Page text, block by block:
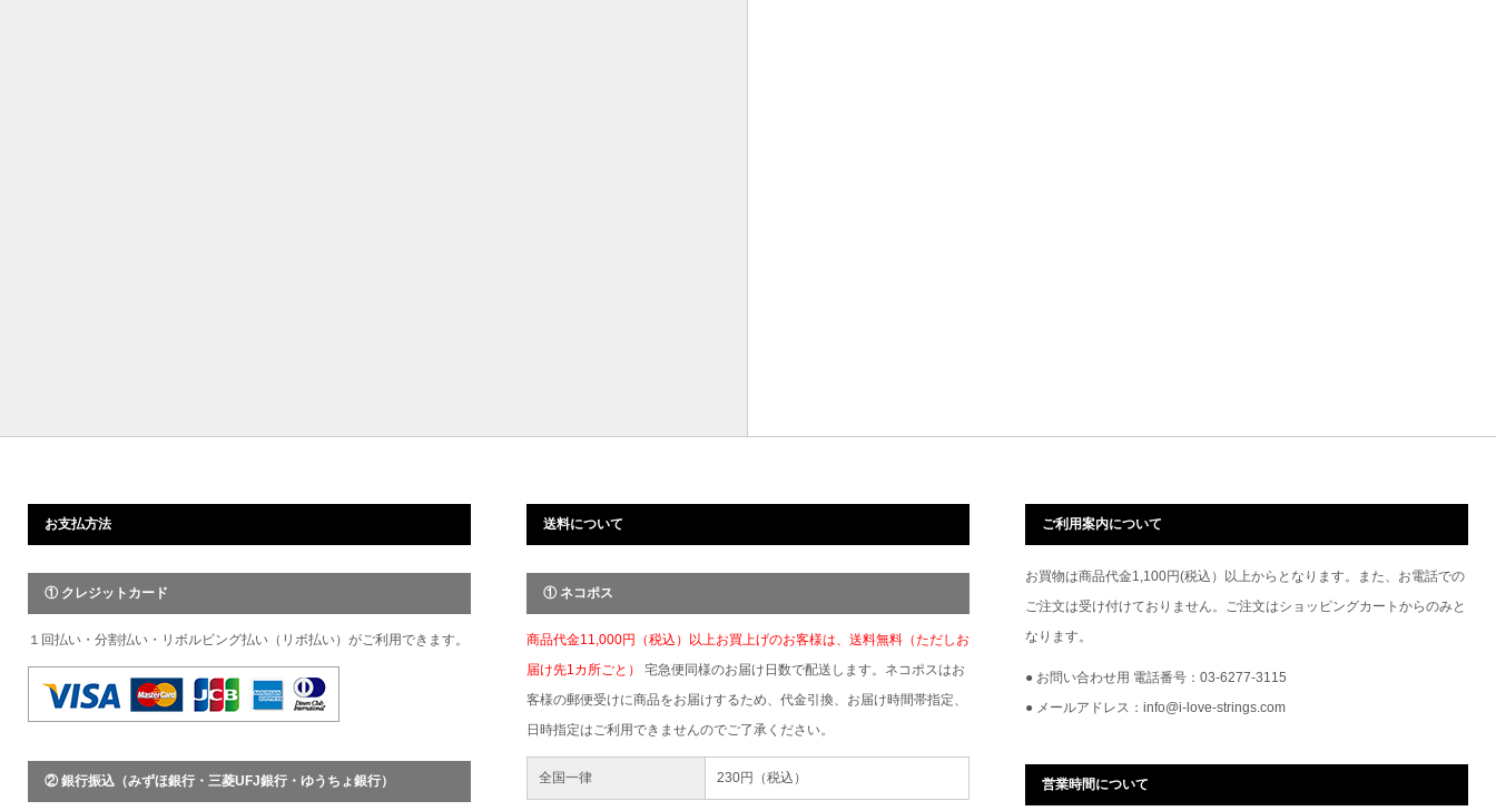
お支払方法
① クレジットカード
１回払い・分割払い・リボルビング払い（リボ払い）がご利用できます。
② 銀行振込（みずほ銀行・三菱UFJ銀行・ゆうちょ銀行）
送料について
① ネコポス
商品代金11,000円（税込）以上お買上げのお客様は、送料無料（ただしお
届け先1カ所ごと） 宅急便同様のお届け日数で配送します。ネコポスはお
客様の郵便受けに商品をお届けするため、代金引換、お届け時間帯指定、
日時指定はご利用できませんのでご了承ください。
全国一律 230円（税込）
ご利用案内について
お買物は商品代金1,100円(税込）以上からとなります。また、お電話での
ご注文は受け付けておりません。ご注文はショッピングカートからのみと
なります。
● お問い合わせ用 電話番号：03-6277-3115
● メールアドレス：info@i-love-strings.com
営業時間について